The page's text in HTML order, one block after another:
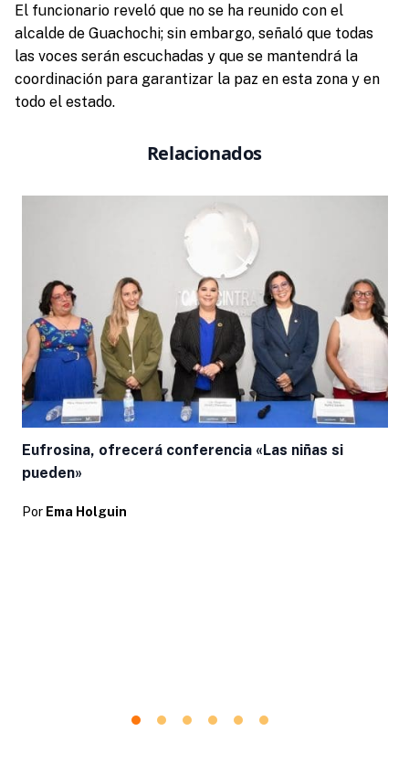
El funcionario reveló que no se ha reunido con el
alcalde de Guachochi; sin embargo, señaló que todas
las voces serán escuchadas y que se mantendrá la
coordinación para garantizar la paz en esta zona y en
todo el estado.
Relacionados
Eufrosina, ofrecerá conferencia «Las niñas si
pueden»
Por Ema Holguin